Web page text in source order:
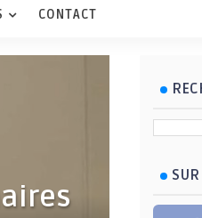
CONTACT